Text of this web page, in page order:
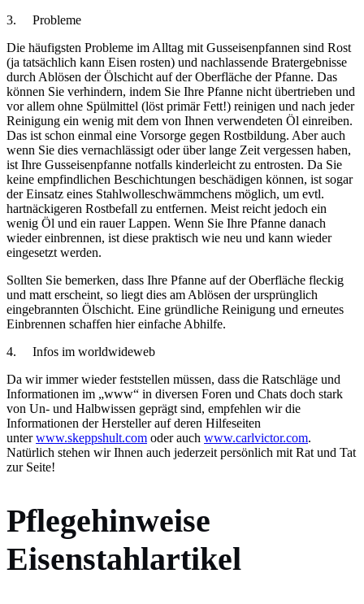
3. Probleme
Die häufigsten Probleme im Alltag mit Gusseisenpfannen sind Rost
(ja tatsächlich kann Eisen rosten) und nachlassende Bratergebnisse
durch Ablösen der Ölschicht auf der Oberfläche der Pfanne. Das
können Sie verhindern, indem Sie Ihre Pfanne nicht übertrieben und
vor allem ohne Spülmittel (löst primär Fett!) reinigen und nach jeder
Reinigung ein wenig mit dem von Ihnen verwendeten Öl einreiben.
Das ist schon einmal eine Vorsorge gegen Rostbildung. Aber auch
wenn Sie dies vernachlässigt oder über lange Zeit vergessen haben,
ist Ihre Gusseisenpfanne notfalls kinderleicht zu entrosten. Da Sie
keine empfindlichen Beschichtungen beschädigen können, ist sogar
der Einsatz eines Stahlwolleschwämmchens möglich, um evtl.
hartnäckigeren Rostbefall zu entfernen. Meist reicht jedoch ein
wenig Öl und ein rauer Lappen. Wenn Sie Ihre Pfanne danach
wieder einbrennen, ist diese praktisch wie neu und kann wieder
eingesetzt werden.
Sollten Sie bemerken, dass Ihre Pfanne auf der Oberfläche fleckig
und matt erscheint, so liegt dies am Ablösen der ursprünglich
eingebrannten Ölschicht. Eine gründliche Reinigung und erneutes
Einbrennen schaffen hier einfache Abhilfe.
4. Infos im worldwideweb
Da wir immer wieder feststellen müssen, dass die Ratschläge und
Informationen im „www“ in diversen Foren und Chats doch stark
von Un- und Halbwissen geprägt sind, empfehlen wir die
Informationen der Hersteller auf deren Hilfeseiten
unterwww.skeppshult.com oder auch www.carlvictor.com.
Natürlich stehen wir Ihnen auch jederzeit persönlich mit Rat und Tat
zur Seite!
Pflegehinweise
Eisenstahlartikel